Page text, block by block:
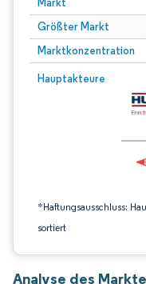
Größter Markt
Marktkonzentration
Hauptakteure
*Haftungsausschluss:
sortiert
Bild © Mordor
Analyse des